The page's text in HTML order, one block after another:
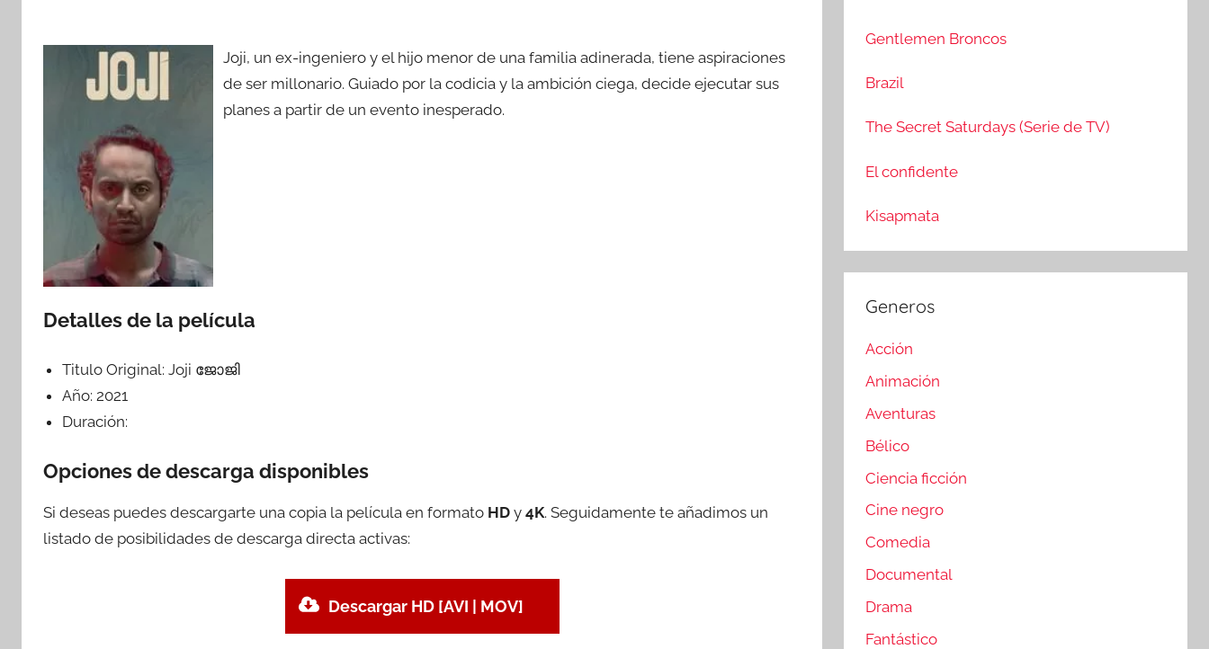
Joji, un ex-ingeniero y el hijo menor de una familia adinerada, tiene aspiraciones
de ser millonario. Guiado por la codicia y la ambición ciega, decide ejecutar sus
planes a partir de un evento inesperado.
Detalles de la película
Titulo Original:Joji ജോജി
Año: 2021
Duración:
Opciones de descarga disponibles
Si deseas puedes descargarte una copia la película en formato HD y 4K. Seguidamente te añadimos un
listado de posibilidades de descarga directa activas:
Descargar HD [AVI | MOV]
:Gentlemen Broncos
Brazil
The Secret Saturdays (Serie de TV)
El confidente
Kisapmata
Generos
Acción
Animación
Aventuras
Bélico
Ciencia ficción
Cine negro
Comedia
Documental
Drama
Fantástico